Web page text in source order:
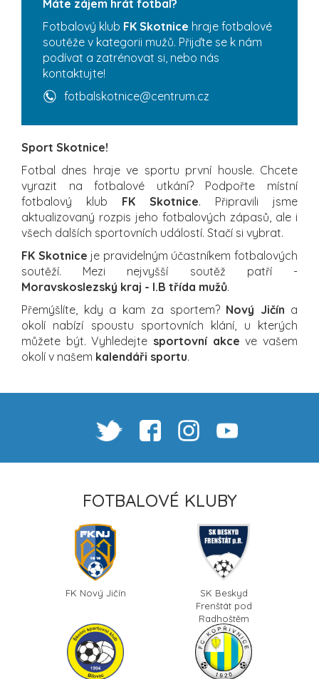
Máte zájem hrát fotbal?
Fotbalový klub FK Skotnice hraje fotbalové
soutěže v kategorii mužů. Přijďte se k nám
podívat a zatrénovat si, nebo nás
kontaktujte!
fotbalskotnice@centrum.cz
Sport Skotnice!
Fotbal dnes hraje ve sportu první housle. Chcete
vyrazit na fotbalové utkání? Podpořte místní
fotbalový klub FK Skotnice. Připravili jsme
aktualizovaný rozpis jeho fotbalových zápasů, ale i
všech dalších sportovních událostí. Stačí si vybrat.
FK Skotnice je pravidelným účastníkem fotbalových
soutěží. Mezi nejvyšší soutěž patří -
Moravskoslezský kraj - I.B třída mužů.
Přemýšlíte, kdy a kam za sportem? Nový Jičín a
okolí nabízí spoustu sportovních klání, u kterých
můžete být. Vyhledejte sportovní akce ve vašem
okolí v našem kalendáři sportu.
FOTBALOVÉ KLUBY
FK Nový Jičín
SK Beskyd
Frenštát pod
Radhoštěm